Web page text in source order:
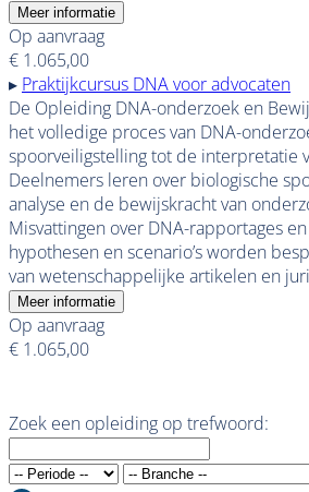
Meer informatie
Op aanvraag
€ 1.065,00
▸ Praktijkcursus DNA voor advocaten
De Opleiding DNA-onderzoek en
het volledige proces van DNA-
spoorveiligstelling tot de interpretatie
Deelnemers leren over biologische
analyse en de bewijskracht van
Misvattingen over DNA-rapportages
hypothesen en scenario’s worden
van wetenschappelijke artikelen en
Meer informatie
Op aanvraag
€ 1.065,00
Zoek een opleiding op trefwoord: